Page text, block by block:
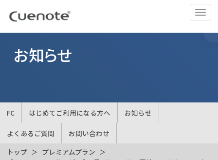
ナ
ビ
ゲ
切
お知らせ
FC はじめてご利用になる方へ お知らせ
よくあるご質問
お問い合わせ
トップ
プレミアムプラン